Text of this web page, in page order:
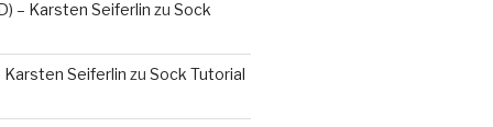
– Karsten Seiferlin zu Sock
Karsten Seiferlin zu Sock Tutorial